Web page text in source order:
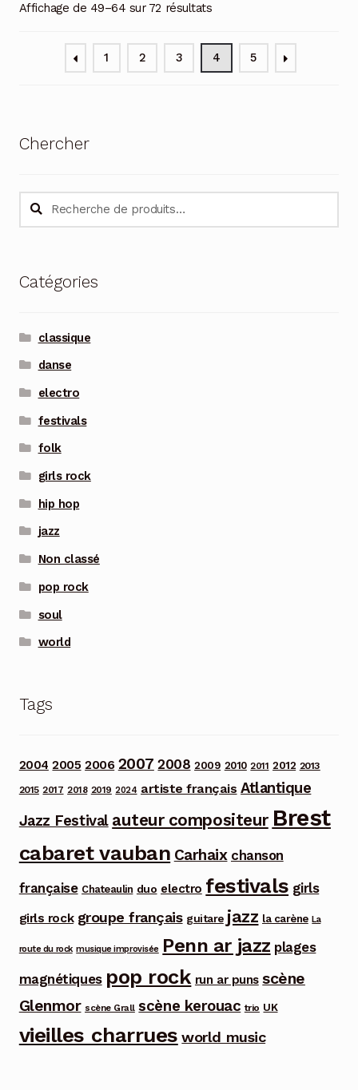
Affichage de 49–64 sur 72 résultats
1 2 3 4 5
Chercher
Recherche
pour :
Recherche
Catégories
classique
danse
electro
festivals
folk
girls rock
hip hop
jazz
Non classé
pop rock
soul
world
Tags
2004 2005 2006 2007 2008 2009 2010 2011 2012 2013
2015 2017 2018 2019 2024 artiste français Atlantique
Jazz Festival auteur compositeur Brest
cabaret vauban Carhaix chanson
française Chateaulin duo electro festivals girls
girls rock groupe français guitare jazz la carène La
route du rock musique improvisée Penn ar jazz plages
magnétiques pop rock run ar puns scène
Glenmor scène Grall scène kerouac trio UK
vieilles charrues world music